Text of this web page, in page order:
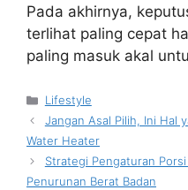
Pada akhirnya,
terlihat paling cepat
paling masuk akal
Kategori
Lifestyle
Jangan Asal Pilih, Ini Hal
Water Heater
Strategi Pengaturan
Penurunan Berat Badan